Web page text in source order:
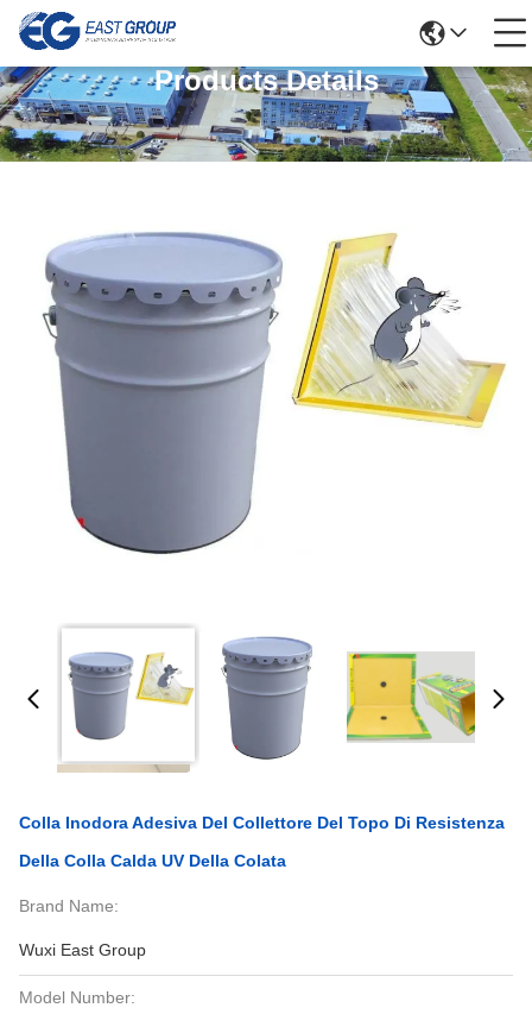
Products Details
Colla Inodora Adesiva Del Collettore Del Topo Di Resistenza
Della Colla Calda UV Della Colata
Brand Name:
Wuxi East Group
Model Number: